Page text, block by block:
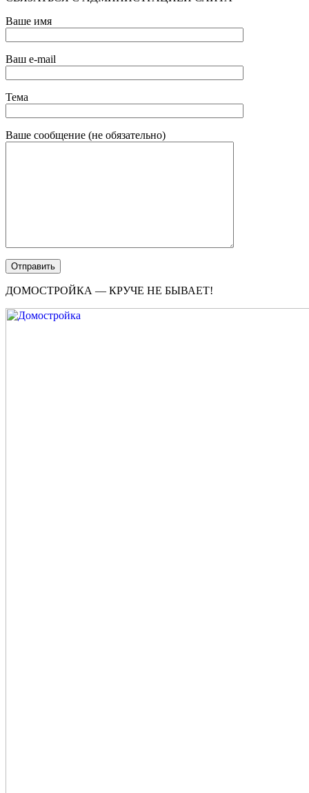
Ваше имя
Ваш e-mail
Тема
Ваше сообщение (не обязательно)
ДОМОСТРОЙКА — КРУЧЕ НЕ БЫВАЕТ!